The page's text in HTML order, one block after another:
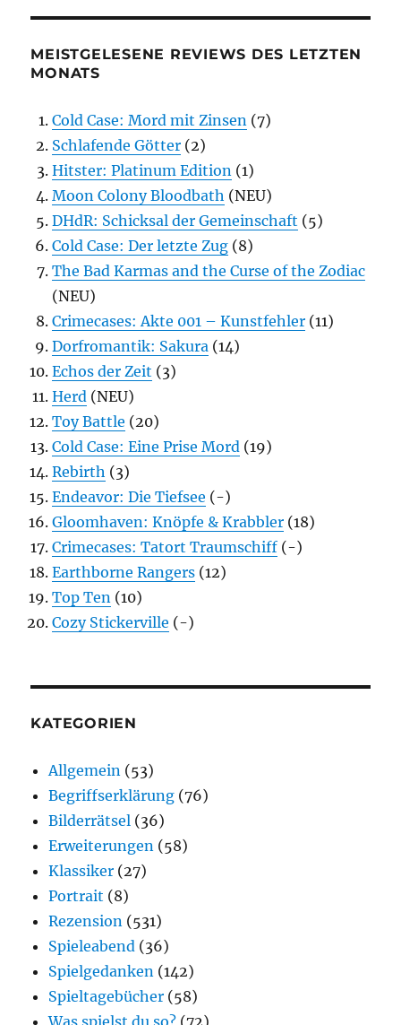
MEISTGELESENE REVIEWS DES LETZTEN
MONATS
Cold Case: Mord mit Zinsen (7)
Schlafende Götter (2)
Hitster: Platinum Edition (1)
Moon Colony Bloodbath (NEU)
DHdR: Schicksal der Gemeinschaft (5)
Cold Case: Der letzte Zug (8)
The Bad Karmas and the Curse of the Zodiac
(NEU)
Crimecases: Akte 001 – Kunstfehler (11)
Dorfromantik: Sakura (14)
Echos der Zeit (3)
Herd (NEU)
Toy Battle (20)
Cold Case: Eine Prise Mord (19)
Rebirth (3)
Endeavor: Die Tiefsee (-)
Gloomhaven: Knöpfe & Krabbler (18)
Crimecases: Tatort Traumschiff (-)
Earthborne Rangers (12)
Top Ten (10)
Cozy Stickerville (-)
KATEGORIEN
Allgemein (53)
Begriffserklärung (76)
Bilderrätsel (36)
Erweiterungen (58)
Klassiker (27)
Portrait (8)
Rezension (531)
Spieleabend (36)
Spielgedanken (142)
Spieltagebücher (58)
Was spielst du so? (72)